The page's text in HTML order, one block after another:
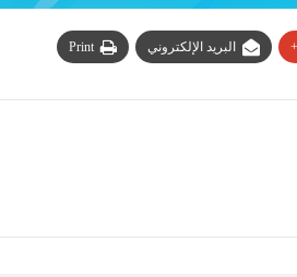
البريد الإلكتروني Print